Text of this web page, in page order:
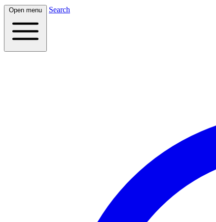
Open menu Search